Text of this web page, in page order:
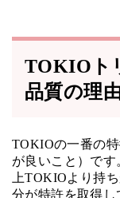
TOKIOト
品質の理
TOKIOの一番の
が良いこと）で
上TOKIOより持
分が特許を取得